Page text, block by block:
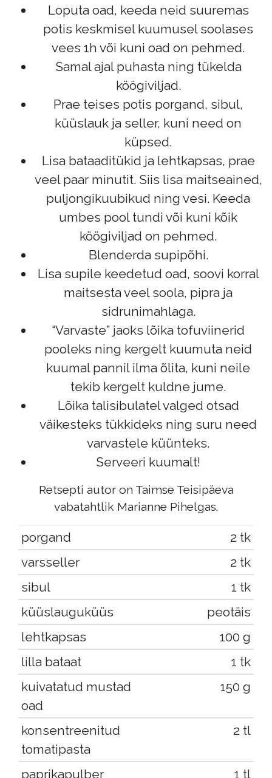
Loputa oad, keeda neid suuremas
potis keskmisel kuumusel soolases
vees 1h või kuni oad on pehmed.
Samal ajal puhasta ning tükelda
köögiviljad.
Prae teises potis porgand, sibul,
küüslauk ja seller, kuni need on
küpsed.
Lisa bataaditükid ja lehtkapsas, prae
veel paar minutit. Siis lisa maitseained,
puljongikuubikud ning vesi. Keeda
umbes pool tundi või kuni kõik
köögiviljad on pehmed.
Blenderda supipõhi.
Lisa supile keedetud oad, soovi korral
maitsesta veel soola, pipra ja
sidrunimahlaga.
“Varvaste” jaoks lõika tofuviinerid
pooleks ning kergelt kuumuta neid
kuumal pannil ilma õlita, kuni neile
tekib kergelt kuldne jume.
Lõika talisibulatel valged otsad
väikesteks tükkideks ning suru need
varvastele küünteks.
Serveeri kuumalt!
Retsepti autor on Taimse Teisipäeva
vabatahtlik Marianne Pihelgas.
porgand
2 tk
varsseller
2 tk
sibul
1 tk
küüslauguküüs
peotäis
lehtkapsas
100 g
lilla bataat
1 tk
kuivatatud mustad
oad
150 g
konsentreenitud
tomatipasta
2 tl
paprikapulber
1 tl